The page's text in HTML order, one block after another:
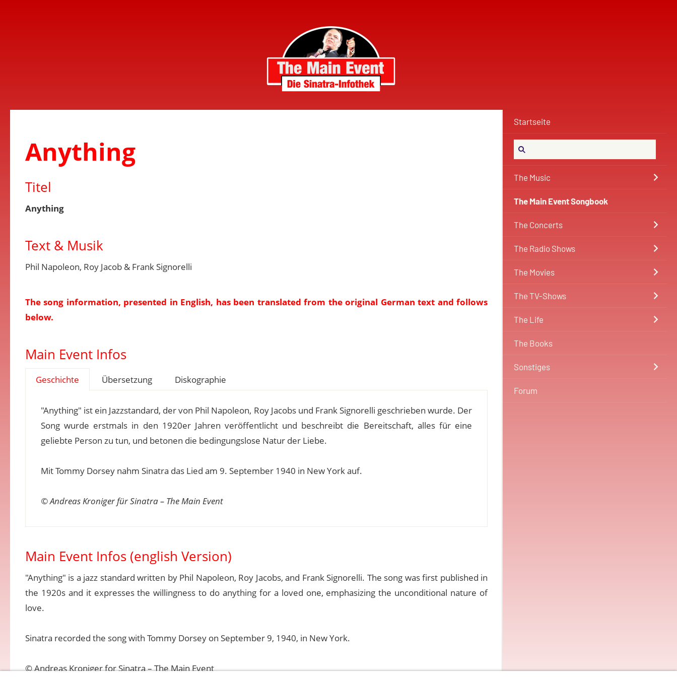
Startseite
The Music
The Main Event Songbook
The Concerts
The Radio Shows
The Movies
The TV-Shows
The Life
The Books
Sonstiges
Forum
Anything
Titel
Anything
Text & Musik
Phil Napoleon, Roy Jacob & Frank Signorelli
The song information, presented in English, has been translated from the original German text and follows
below.
Main Event Infos
Geschichte Übersetzung Diskographie
"Anything" ist ein Jazzstandard, der von Phil Napoleon, Roy Jacobs und Frank Signorelli geschrieben wurde. Der
Song wurde erstmals in den 1920er Jahren veröffentlicht und beschreibt die Bereitschaft, alles für eine
geliebte Person zu tun, und betonen die bedingungslose Natur der Liebe.
Mit Tommy Dorsey nahm Sinatra das Lied am 9. September 1940 in New York auf.
© Andreas Kroniger für Sinatra – The Main Event
Main Event Infos (english Version)
"Anything" is a jazz standard written by Phil Napoleon, Roy Jacobs, and Frank Signorelli. The song was first published in
the 1920s and it expresses the willingness to do anything for a loved one, emphasizing the unconditional nature of
love.
Sinatra recorded the song with Tommy Dorsey on September 9, 1940, in New York.
© Andreas Kroniger for Sinatra – The Main Event